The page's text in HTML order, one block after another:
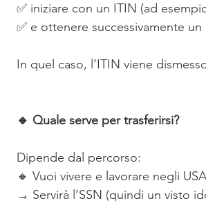
✅ iniziare con un ITIN (ad
✅ e ottenere successivamente
In quel caso, l’ITIN viene
🔹 Quale serve per trasferirsi?
Dipende dal percorso:
🔸 Vuoi vivere e lavorare negli
→ Servirà l’SSN (quindi un visto